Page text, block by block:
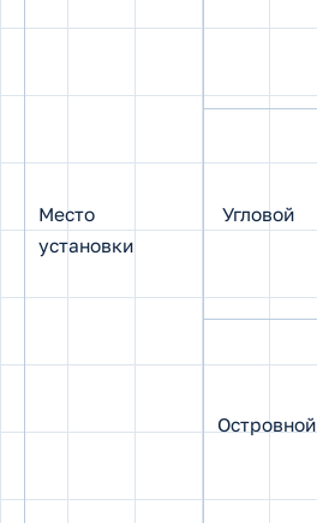
Место
установки
Угловой
Островной